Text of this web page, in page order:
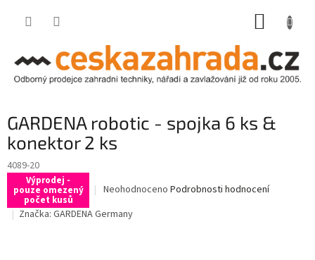
GARDENA robotic - spojka 6 ks &
konektor 2 ks
4089-20
Výprodej -
pouze omezený
počet kusů
Průměrné
produktu
Neohodnoceno Podrobnosti hodnocení
Značka: GARDENA Germany